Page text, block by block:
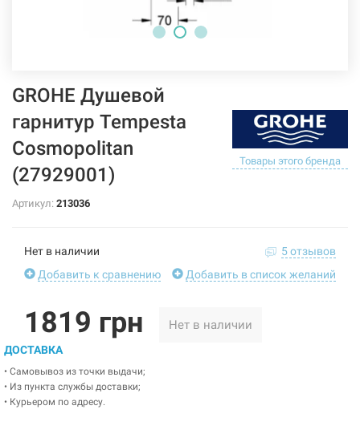
GROHE Душевой
гарнитур Tempesta
Cosmopolitan
(27929001)
Товары этого бренда
Артикул: 213036
Нет в наличии
5 отзывов
Добавить к сравнению
Добавить в список желаний
1819 грн Нет в наличии
ДОСТАВКА
• Самовывоз из точки выдачи;
• Из пункта службы доставки;
• Курьером по адресу.